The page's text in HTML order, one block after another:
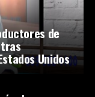
de
Unidos